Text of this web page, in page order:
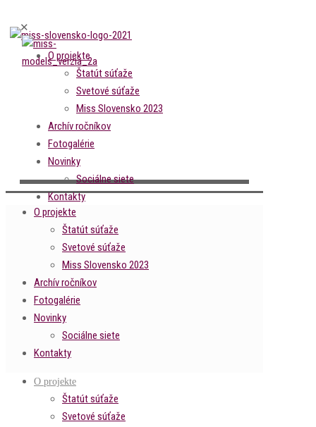
✕
O projekte
Štatút súťaže
Svetové súťaže
Miss Slovensko 2023
Archív ročníkov
Fotogalérie
Novinky
Sociálne siete
Kontakty
O projekte
Štatút súťaže
Svetové súťaže
Miss Slovensko 2023
Archív ročníkov
Fotogalérie
Novinky
Sociálne siete
Kontakty
O projekte
Štatút súťaže
Svetové súťaže